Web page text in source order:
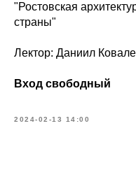
"Ростовская
страны"
Лектор: Даниил
Вход свободный
2024-02-13 14:00